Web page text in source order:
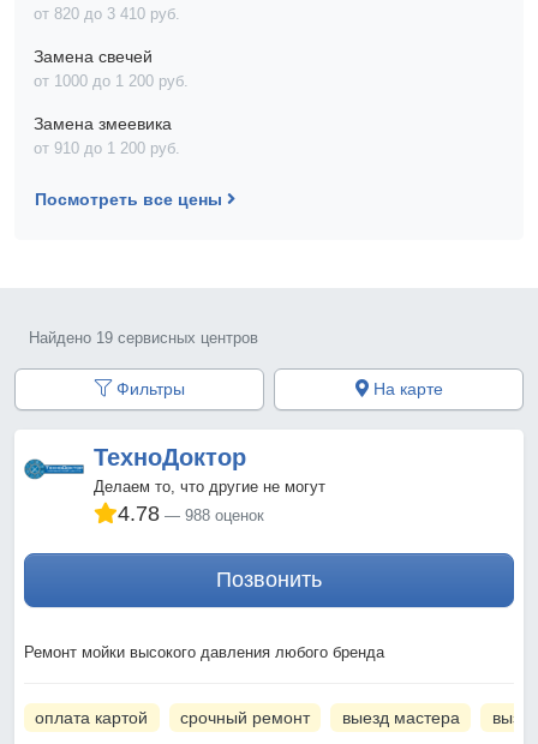
от 820 до 3 410 pyб.
Замена свечей
от 1000 до 1 200 pyб.
Замена змеевика
от 910 до 1 200 pyб.
Посмотреть все цены
Найдено 19 сервисных центров
Фильтры На карте
ТехноДоктор
Делаем то, что другие не могут
4.78 988 оценок
Позвонить
Ремонт мойки высокого давления любого бренда
оплата картой срочный ремонт выезд мастера